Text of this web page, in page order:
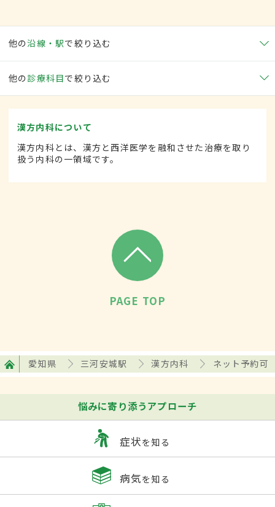
他の沿線・駅で絞り込む
他の 診療科目で絞り込む
漢方内科について
漢方内科とは、漢方と西洋医学を融和させた治療を取り
扱う内科の一領域です。
PAGE TOP
愛知県 三河安城駅 漢方内科 ネット予約可
悩みに寄り添うアプローチ
症状を知る
病気を知る